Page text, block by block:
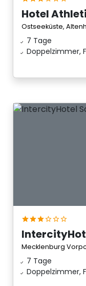
Hotel
Ostseeküste,
7 Tage
Doppelzimmer,
Mecklenburg
7 Tage
Doppelzimmer,